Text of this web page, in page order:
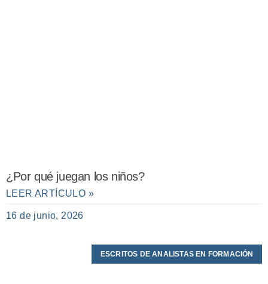
¿Por qué juegan los niños?
LEER ARTÍCULO »
16 de junio, 2026
ESCRITOS DE ANALISTAS EN FORMACIÓN